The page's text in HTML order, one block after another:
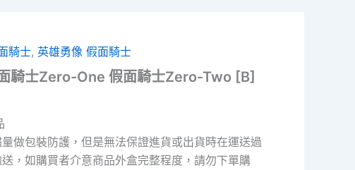
騎士,英雄勇像 假面騎士
騎士Zero-One 假面騎士Zero-Two [B]
做包裝防護，但是無法保證進貨或出貨時在運送過
，如購買者介意商品外盒完整程度，請勿下單購